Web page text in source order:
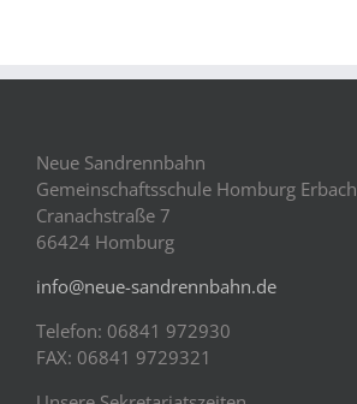
Neue Sandrennbahn
Gemeinschaftsschule Homburg Erbach
Cranachstraße 7
66424 Homburg
info@neue-sandrennbahn.de
Telefon: 06841 972930
FAX: 06841 9729321